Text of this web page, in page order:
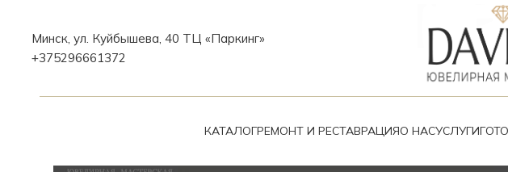
Минск, ул. Куйбышева, 40 ТЦ «Паркинг»
+375296661372
КАТАЛОГРЕМОНТ И РЕСТАВРАЦИЯО НАСУСЛУГИ